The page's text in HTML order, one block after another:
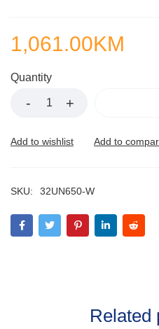
1,061.00KM
Quantity
SKU: 32UN650-W
Related